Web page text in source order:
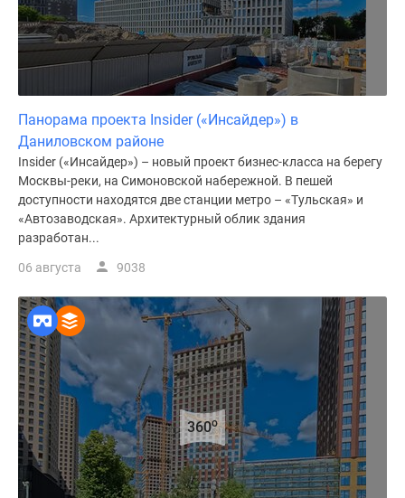
Панорама проекта Insider («Инсайдер») в
Даниловском районе
Insider («Инсайдер») – новый проект бизнес-класса на берегу
Москвы-реки, на Симоновской набережной. В пешей
доступности находятся две станции метро – «Тульская» и
«Автозаводская». Архитектурный облик здания
разработан...
06 августа 9038
360o